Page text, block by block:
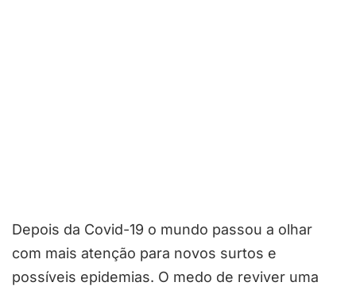
Depois da Covid-19 o mundo passou a olhar
com mais atenção para novos surtos e
possíveis epidemias. O medo de reviver uma